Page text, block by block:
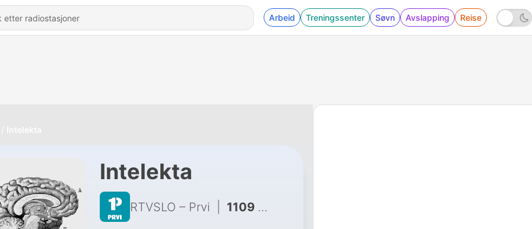
Arbeid Treningssenter Søvn Avslapping Reise
Intelekta
Intelekta
RTVSLO – Prvi 1109 - V Ljubljani odprta scena uporabe drog po desetletju na vrhuncu